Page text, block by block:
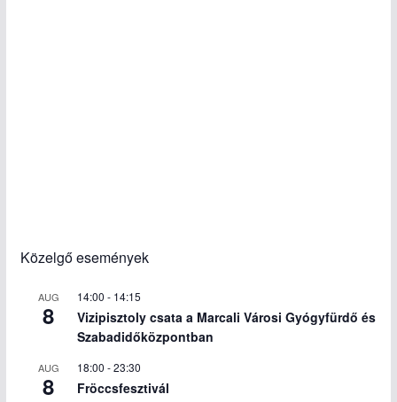
Közelgő események
AUG
8
14:00 - 14:15
Vizipisztoly csata a Marcali Városi Gyógyfürdő és
Szabadidőközpontban
AUG
8
18:00 -23:30
Fröccsfesztivál